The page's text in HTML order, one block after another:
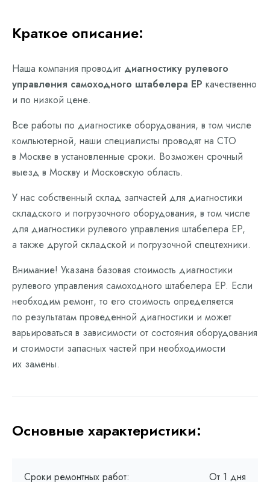
Краткое описание:
Наша компания проводит диагностику рулевого
управления самоходного штабелера EP качественно
и по низкой цене.
Все работы по диагностике оборудования, в том числе
компьютерной, наши специалисты проводят на СТО
в Москве в установленные сроки. Возможен срочный
выезд в Москву и Московскую область.
У нас собственный склад запчастей для диагностики
складского и погрузочного оборудования, в том числе
для диагностики рулевого управления штабелера EP,
а также другой складской и погрузочной спецтехники.
Внимание! Указана базовая стоимость диагностики
рулевого управления самоходного штабелера EP. Если
необходим ремонт, то его стоимость определяется
по результатам проведенной диагностики и может
варьироваться в зависимости от состояния оборудования
и стоимости запасных частей при необходимости
их замены.
Основные характеристики:
Сроки ремонтных работ: От 1 дня